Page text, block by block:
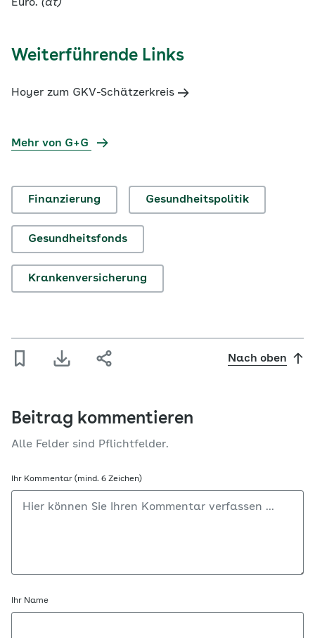
Euro. (at)
Weiterführende Links
Hoyer zum GKV-Schätzerkreis
Mehr von G+G
Finanzierung Gesundheitspolitik
Gesundheitsfonds
Krankenversicherung
Nach oben
Beitrag kommentieren
Alle Felder sind Pflichtfelder.
Ihr Kommentar (mind. 6 Zeichen)
Ihr Name